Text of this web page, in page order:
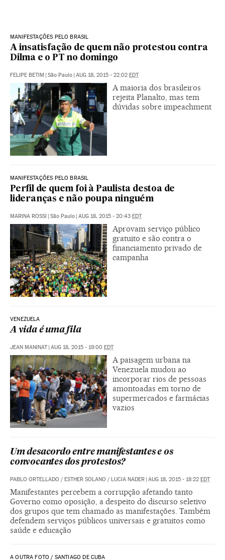
MANIFESTAÇÕES PELO BRASIL
A insatisfação de quem não protestou contra
Dilma e o PT no domingo
FELIPE BETIM São Paulo AUG 18, 2015 - 22:02 EDT
A maioria dos brasileiros
rejeita Planalto, mas tem
dúvidas sobre impeachment
MANIFESTAÇÕES PELO BRASIL
Perfil de quem foi à Paulista destoa de
lideranças e não poupa ninguém
MARINA ROSSI São Paulo AUG 18, 2015 - 20:43 EDT
Aprovam serviço público
gratuito e são contra o
financiamento privado de
campanha
VENEZUELA
A vida é uma fila
JEAN MANINAT | AUG 18, 2015 - 19:00 EDT
A paisagem urbana na
Venezuela mudou ao
incorporar rios de pessoas
amontoadas em torno de
supermercados e farmácias
vazios
Um desacordo entre manifestantes e os
convocantes dos protestos?
PABLO ORTELLADO / ESTHER SOLANO / LUCIA NADER | AUG 18, 2015 - 18:22 EDT
Manifestantes percebem a corrupção afetando tanto
Governo como oposição, a despeito do discurso seletivo
dos grupos que tem chamado as manifestações. Também
defendem serviços públicos universais e gratuitos como
saúde e educação
A OUTRA FOTO / SANTIAGO DE CUBA